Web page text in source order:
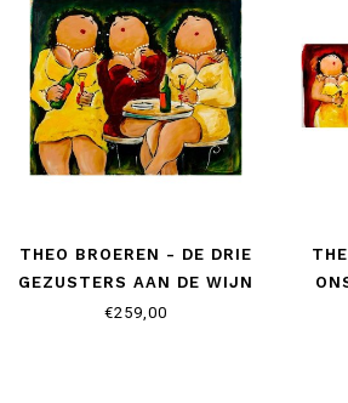
THEO BROEREN - DE DRIE
GEZUSTERS AAN DE WIJN
€259,00